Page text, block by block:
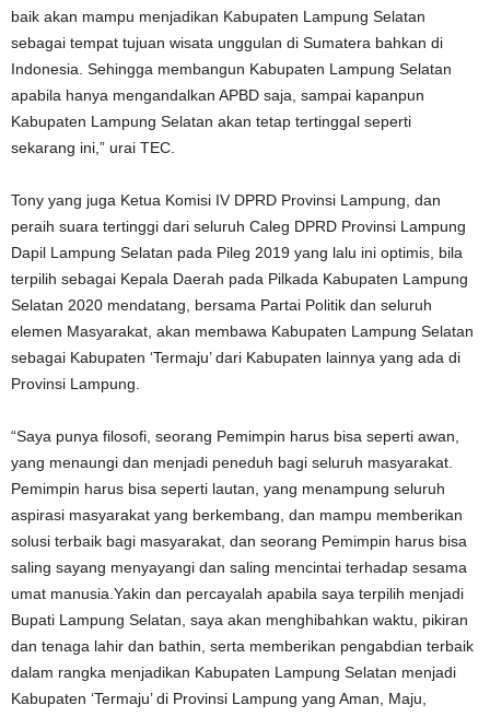
baik akan mampu menjadikan Kabupaten Lampung Selatan
sebagai tempat tujuan wisata unggulan di Sumatera bahkan di
Indonesia. Sehingga membangun Kabupaten Lampung Selatan
apabila hanya mengandalkan APBD saja, sampai kapanpun
Kabupaten Lampung Selatan akan tetap tertinggal seperti
sekarang ini,” urai TEC.
Tony yang juga Ketua Komisi IV DPRD Provinsi Lampung, dan
peraih suara tertinggi dari seluruh Caleg DPRD Provinsi Lampung
Dapil Lampung Selatan pada Pileg 2019 yang lalu ini optimis, bila
terpilih sebagai Kepala Daerah pada Pilkada Kabupaten Lampung
Selatan 2020 mendatang, bersama Partai Politik dan seluruh
elemen Masyarakat, akan membawa Kabupaten Lampung Selatan
sebagai Kabupaten ‘Termaju’ dari Kabupaten lainnya yang ada di
Provinsi Lampung.
“Saya punya filosofi, seorang Pemimpin harus bisa seperti awan,
yang menaungi dan menjadi peneduh bagi seluruh masyarakat.
Pemimpin harus bisa seperti lautan, yang menampung seluruh
aspirasi masyarakat yang berkembang, dan mampu memberikan
solusi terbaik bagi masyarakat, dan seorang Pemimpin harus bisa
saling sayang menyayangi dan saling mencintai terhadap sesama
umat manusia.Yakin dan percayalah apabila saya terpilih menjadi
Bupati Lampung Selatan, saya akan menghibahkan waktu, pikiran
dan tenaga lahir dan bathin, serta memberikan pengabdian terbaik
dalam rangka menjadikan Kabupaten Lampung Selatan menjadi
Kabupaten ‘Termaju’ di Provinsi Lampung yang Aman, Maju,